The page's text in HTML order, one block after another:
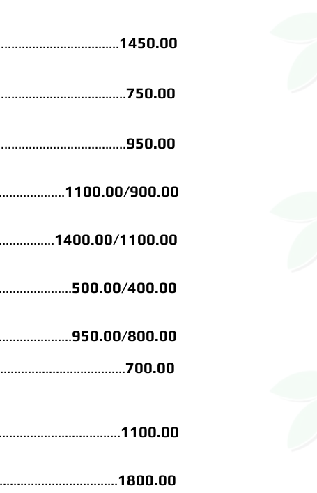
1450.00
750.00
..................................950.00
1100.00/900.00
1400.00/1100.00
500.00/400.00
950.00/800.00
700.00
1100.00
1800.00